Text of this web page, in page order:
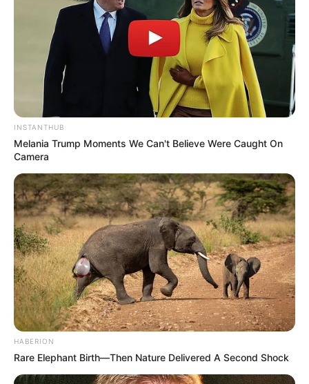
Langka Banget! 10 Pose Lucu
Katak yang Bikin Ketawa
Gemes
Ambyar! 10 Kalimat Baper
Pakai Bahasa Jawa Ini Bikin
Galau Abis
Fail! 10 Potret Makanan Gagal
Dimasak yang Bikin Kamu
Nggak Selera
INSTANTHUB
Melania Trump Moments We Can't Believe Were Caught On
Camera
HABERION
Rare Elephant Birth—Then Nature Delivered A Second Shock